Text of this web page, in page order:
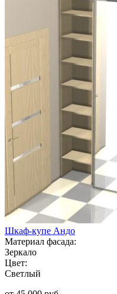
Шкаф-купе Андо
Материал фасада:
Зеркало
Цвет:
Светлый